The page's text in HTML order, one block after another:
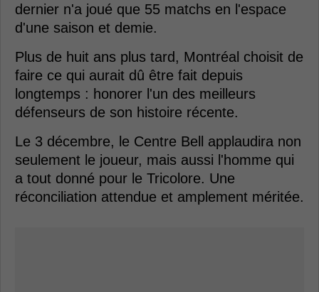
dernier n'a joué que 55 matchs en l'espace
d'une saison et demie.
Plus de huit ans plus tard, Montréal choisit de
faire ce qui aurait dû être fait depuis
longtemps : honorer l'un des meilleurs
défenseurs de son histoire récente.
Le 3 décembre, le Centre Bell applaudira non
seulement le joueur, mais aussi l'homme qui
a tout donné pour le Tricolore. Une
réconciliation attendue et amplement méritée.